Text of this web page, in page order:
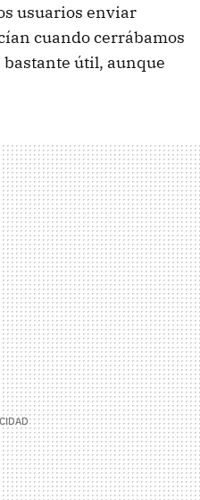
usuarios enviar
cuando cerrábamos
útil, aunque